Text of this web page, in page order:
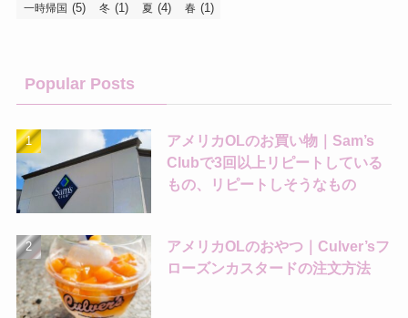
一時帰国 (5) 冬 (1) 夏 (4) 春 (1)
Popular Posts
アメリカOLのお買い物｜Sam’s
Clubで3回以上リピートしている
もの、リピートしそうなもの
アメリカOLのおやつ｜Culver’sフ
ローズンカスタードの注文方法